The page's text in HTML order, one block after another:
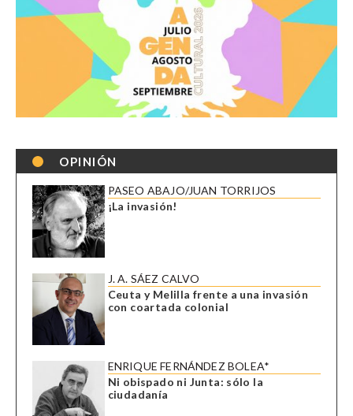
OPINIÓN
PASEO ABAJO/JUAN TORRIJOS
¡La invasión!
J. A. SÁEZ CALVO
Ceuta y Melilla frente a una invasión
con coartada colonial
ENRIQUE FERNÁNDEZ BOLEA*
Ni obispado ni Junta: sólo la
ciudadanía